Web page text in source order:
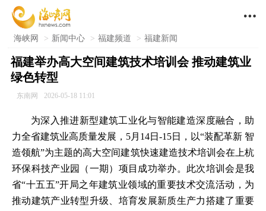

海峡网 > 新闻中心 > 福建频道 > 福建新闻
福建举办高大空间建筑技术培训会 推动建筑业
绿色转型
东南网 2026-05-18 11:01
为深入推进新型建筑工业化与智能建造深度融合，助
力全省建筑业高质量发展，5月14日-15日，以“装配革新 智
造领航”为主题的高大空间建筑快速建造技术培训会在上杭
环保科技产业园（一期）项目成功举办。此次培训会是我
省“十五五”开局之年建筑业领域的重要技术交流活动，为
推动建筑产业转型升级、培育发展新质生产力搭建了重要